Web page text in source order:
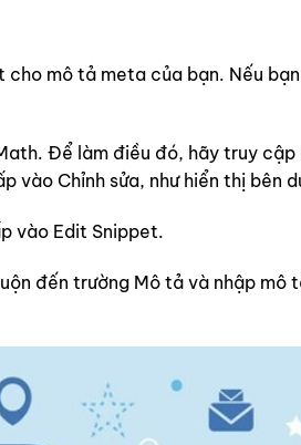
mô tả meta của bạn. Nếu
Để làm điều đó, hãy truy cập
vào Chỉnh sửa, như hiển thị bên
vào Edit Snippet.
đến trường Mô tả và nhập mô